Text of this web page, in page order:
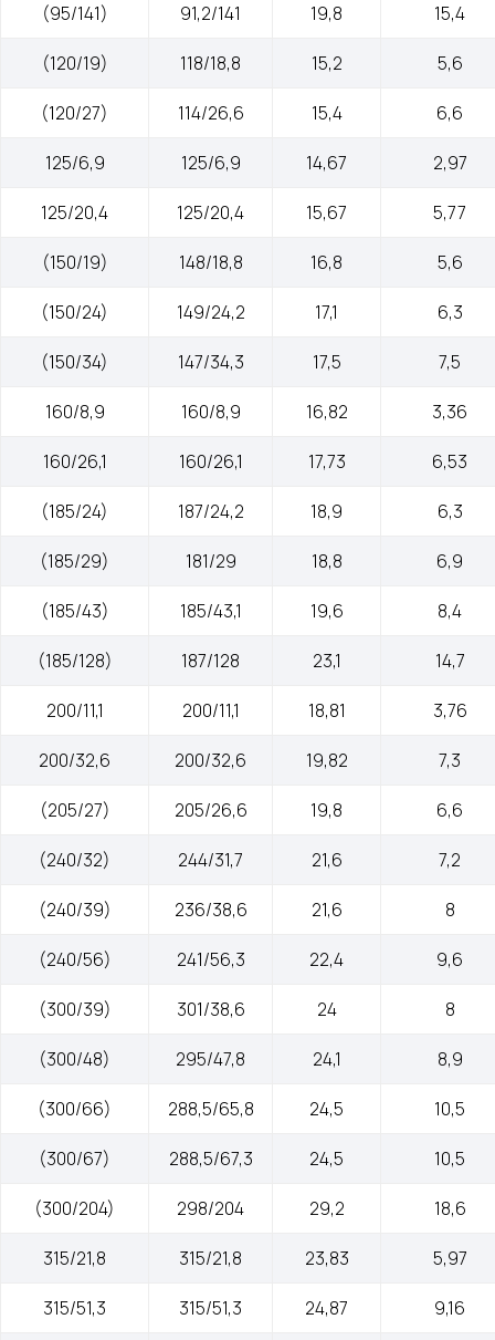
(95/141) 91,2/141 19,8 15,4
(120/19) 118/18,8 15,2 5,6
(120/27) 114/26,6 15,4 6,6
125/6,9 125/6,9 14,67 2,97
125/20,4 125/20,4 15,67 5,77
(150/19) 148/18,8 16,8 5,6
(150/24) 149/24,2 17,1 6,3
(150/34) 147/34,3 17,5 7,5
160/8,9 160/8,9 16,82 3,36
160/26,1 160/26,1 17,73 6,53
(185/24) 187/24,2 18,9 6,3
(185/29) 181/29 18,8 6,9
(185/43) 185/43,1 19,6 8,4
(185/128) 187/128 23,1 14,7
200/11,1 200/11,1 18,81 3,76
200/32,6 200/32,6 19,82 7,3
(205/27) 205/26,6 19,8 6,6
(240/32) 244/31,7 21,6 7,2
(240/39) 236/38,6 21,6 8
(240/56) 241/56,3 22,4 9,6
(300/39) 301/38,6 24 8
(300/48) 295/47,8 24,1 8,9
(300/66) 288,5/65,8 24,5 10,5
(300/67) 288,5/67,3 24,5 10,5
(300/204) 298/204 29,2 18,6
315/21,8 315/21,8 23,83 5,97
315/51,3 315/51,3 24,87 9,16